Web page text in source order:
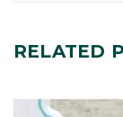
RELATED